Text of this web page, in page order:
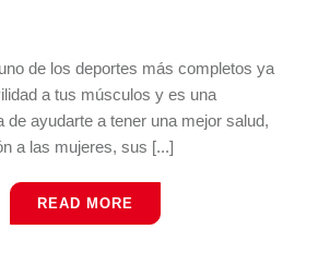
de los deportes más completos ya
a tus músculos y es una
de ayudarte a tener una mejor salud,
a las mujeres, sus [...]
READ MORE